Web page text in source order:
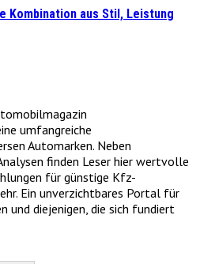
Kombination aus Stil, Leistung
umfangreiche
Automarken. Neben
finden Leser hier wertvolle
für günstige Kfz-
Ein unverzichtbares Portal für
und diejenigen, die sich fundiert